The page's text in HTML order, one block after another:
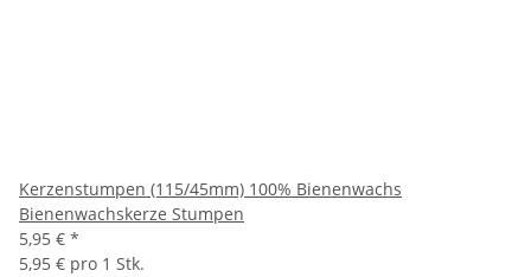
Kerzenstumpen (115/45mm) 100% Bienenwachs
Bienenwachskerze Stumpen
5,95 € *
5,95 € pro 1 Stk.